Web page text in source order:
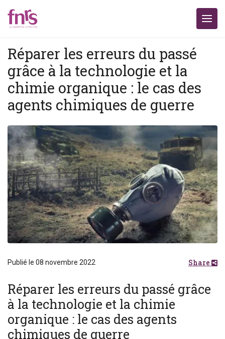
Réparer les erreurs du passé
grâce à la technologie et la
chimie organique : le cas des
agents chimiques de guerre
Publié le 08 novembre 2022 Share
Réparer les erreurs du passé grâce
à la technologie et la chimie
organique : le cas des agents
chimiques de guerre